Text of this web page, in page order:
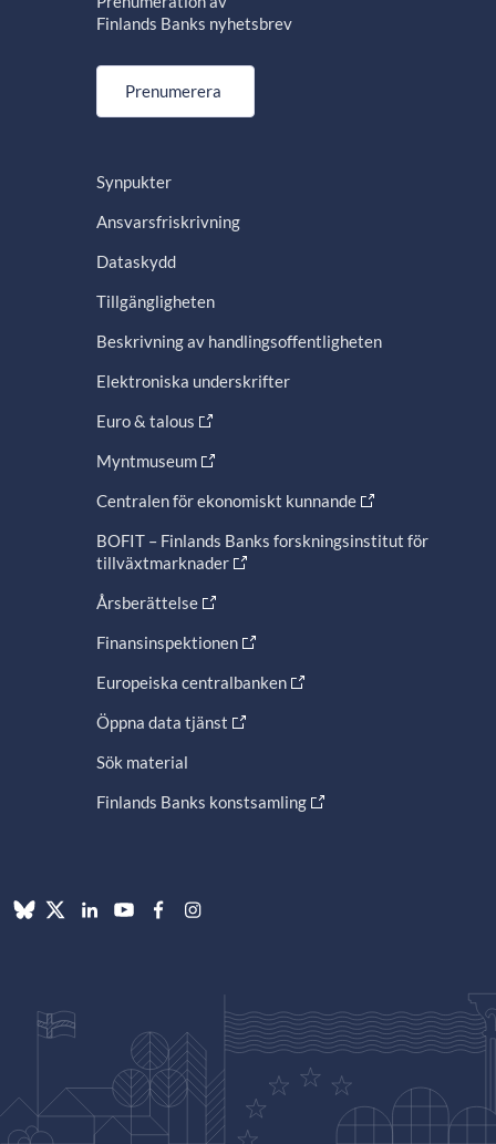
Finlands Banks nyhetsbrev
Prenumerera
Synpukter
Ansvarsfriskrivning
Dataskydd
Tillgängligheten
Beskrivning av handlingsoffentligheten
Elektroniska underskrifter
Euro & talous
Myntmuseum
Centralen för ekonomiskt kunnande
BOFIT – Finlands Banks forskningsinstitut för
tillväxtmarknader
Årsberättelse
Finansinspektionen
Europeiska centralbanken
Öppna data tjänst
Sök material
Finlands Banks konstsamling